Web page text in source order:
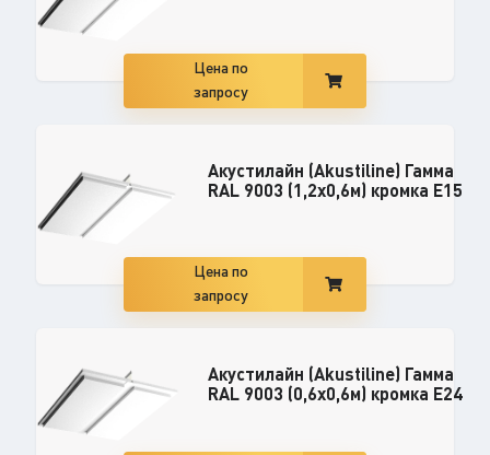
Цена по
запросу
Акустилайн (Akustiline) Гамма
RAL 9003 (1,2x0,6м) кромка E15
Цена по
запросу
Акустилайн (Akustiline) Гамма
RAL 9003 (0,6x0,6м) кромка E24